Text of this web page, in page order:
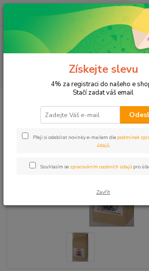
Nátržník kořen
Získejte slevu
4% za registraci do našeho e
Stačí zadat váš email
Přeji si odebírat novinky e-mailem dle podmínek
údajů.
Souhlasím se zpracováním osobních údajů pro
Zavřít